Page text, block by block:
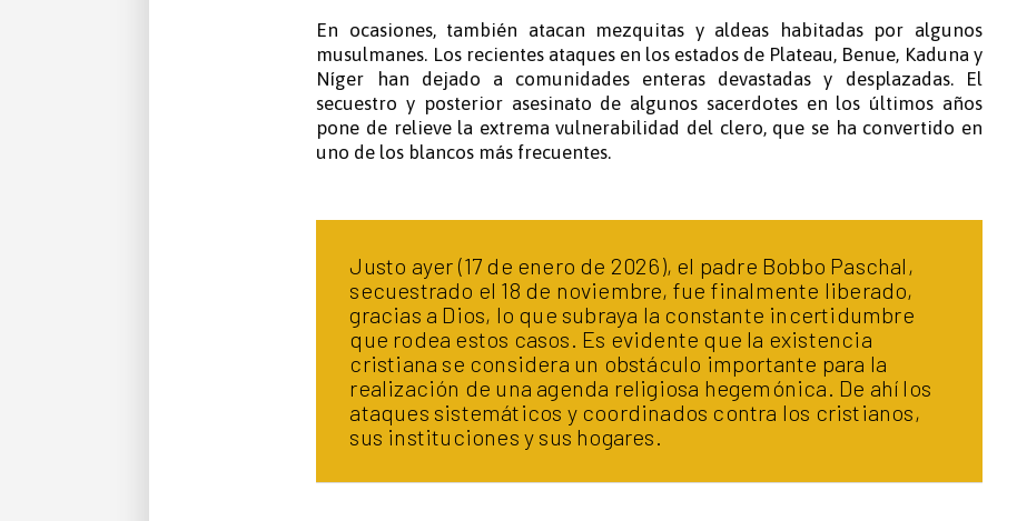
En ocasiones, también atacan mezquitas y aldeas habitadas por algunos
musulmanes. Los recientes ataques en los estados de Plateau, Benue, Kaduna y
Níger han dejado a comunidades enteras devastadas y desplazadas. El
secuestro y posterior asesinato de algunos sacerdotes en los últimos años
pone de relieve la extrema vulnerabilidad del clero, que se ha convertido en
uno de los blancos más frecuentes.
Justo ayer (17 de enero de 2026), el padre Bobbo Paschal,
secuestrado el 18 de noviembre, fue finalmente liberado,
gracias a Dios, lo que subraya la constante incertidumbre
que rodea estos casos. Es evidente que la existencia
cristiana se considera un obstáculo importante para la
realización de una agenda religiosa hegemónica. De ahí los
ataques sistemáticos y coordinados contra los cristianos,
sus instituciones y sus hogares.